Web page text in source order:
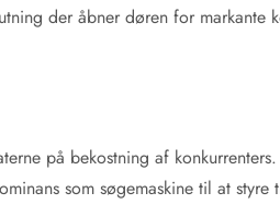
der åbner døren for markante
på bekostning af
som søgemaskine til at styre